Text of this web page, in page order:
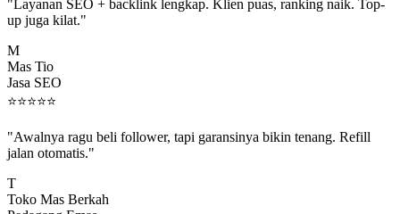
up juga kilat."
Mas Tio
Jasa SEO
⭐⭐⭐⭐⭐
jalan otomatis."
Toko Mas Berkah
Pedagang Emas